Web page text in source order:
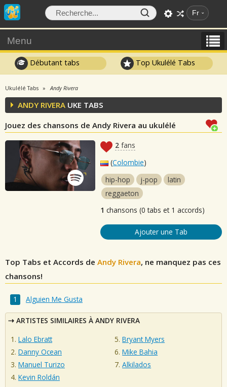
Fr
Menu
Débutant tabs Top Ukulélé Tabs
Ukulélé Tabs Andy Rivera
ANDY RIVERA UKE TABS
Jouez des chansons de Andy Rivera au ukulélé
2 fans
(Colombie)
hip-hop
j-pop
latin
reggaeton
1 chansons (0 tabs et 1 accords)
Ajouter une Tab
Top Tabs et Accords de Andy Rivera, ne manquez pas ces
chansons!
Alguien Me Gusta
ARTISTES SIMILAIRES À ANDY RIVERA
Lalo Ebratt
Danny Ocean
Manuel Turizo
Kevin Roldán
Bryant Myers
Mike Bahia
Alkilados